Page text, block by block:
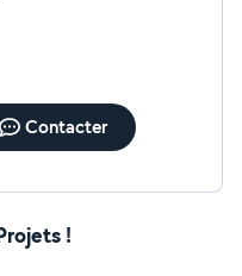
Contacter
!